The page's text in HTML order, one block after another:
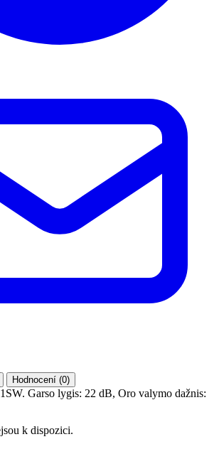
Hodnocení (0)
Garso lygis: 22 dB, Oro valymo dažnis:
k dispozici.